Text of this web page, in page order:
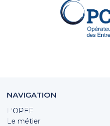
NAVIGATION
L'OPEF
Le métier